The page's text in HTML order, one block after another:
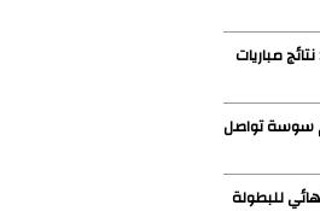
مباريات
سوسة تواصل
للبطولة